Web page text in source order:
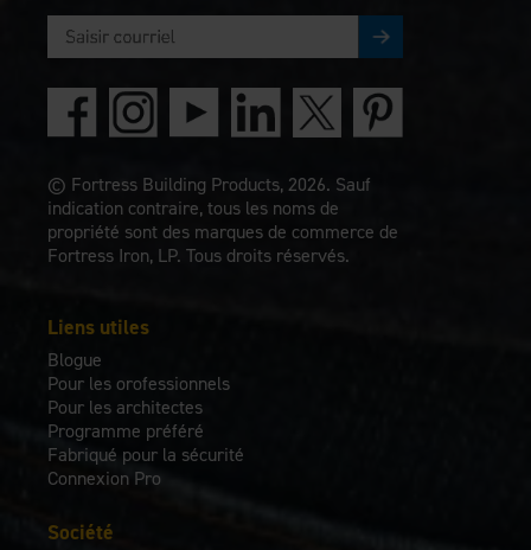
Liens utiles
Blogue
Pour les orofessionnels
Pour les architectes
Programme préféré
Fabriqué pour la sécurité
Connexion Pro
Société
© Fortress Building Products, 2026. Sauf
indication contraire, tous les noms de
propriété sont des marques de commerce de
Fortress Iron, LP. Tous droits réservés.